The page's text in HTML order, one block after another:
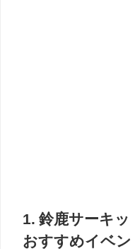
1. 鈴鹿サーキ
おすすめイベン